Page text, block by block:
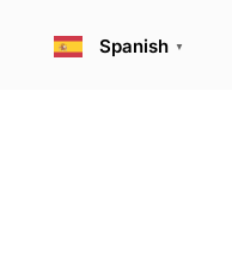
Spanish ▼